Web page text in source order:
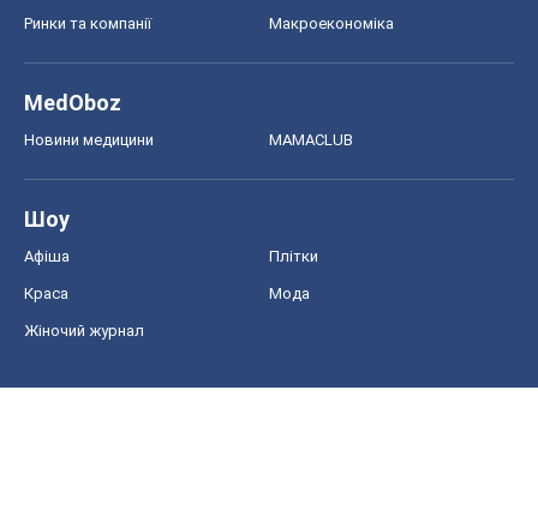
Ринки та компанії Макроекономіка
MedOboz
Новини медицини MAMACLUB
Шоу
Афіша Плітки
Краса Мода
Жіночий журнал